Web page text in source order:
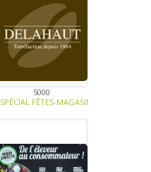
- TRAITEUR - SAUCE- TAPENADE-
5000
FÊTES-MAGASINS ET HORECA-